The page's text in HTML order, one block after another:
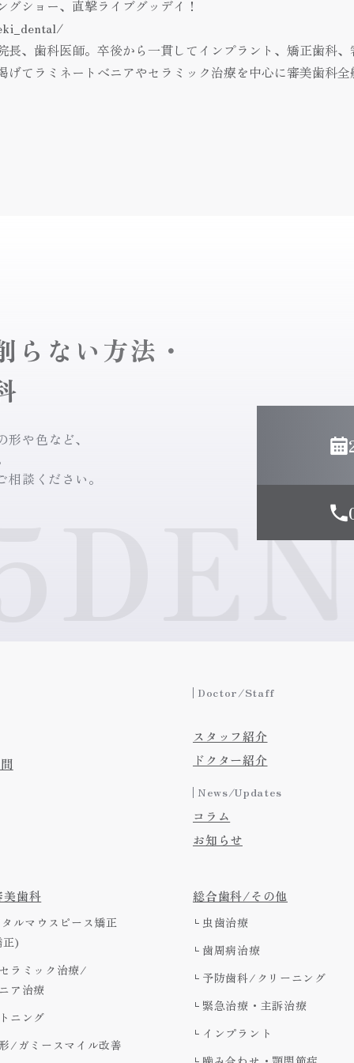
ショー、直撃ライブグッデイ！
、歯科医師。卒後から一貫してインプラント、矯正歯科、
てラミネートべニアやセラミック治療を中心に審美歯科全
らない方法・
や色など、
談ください。
Doctor/Staff
スタッフ紹介
ドクター紹介
News/Updates
コラム
お知らせ
美歯科
ルマウスピース矯正
)
ラミック治療/
ア治療
ニング
/ガミースマイル改善
総合歯科/その他
虫歯治療
歯周病治療
予防歯科/クリーニング
緊急治療・主訴治療
インプラント